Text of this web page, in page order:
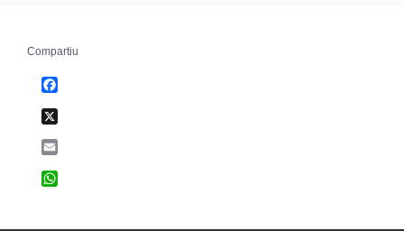
Compartiu